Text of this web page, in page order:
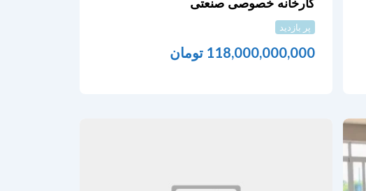
کارخانه خصوصی صنعتی
پر بازدید
118,000,000,000 تومان